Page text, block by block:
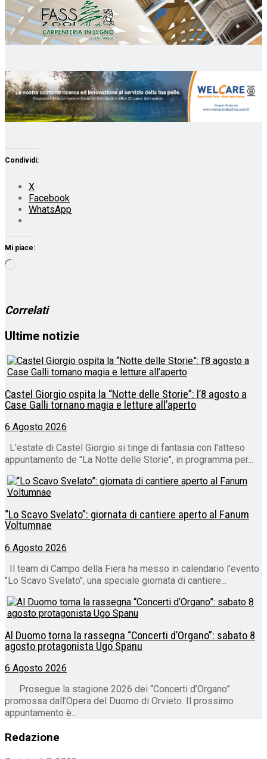
Condividi:
X
Facebook
WhatsApp
Mi piace:
Correlati
Ultime notizie
Castel Giorgio ospita la “Notte delle Storie”: l’8 agosto a
Case Galli tornano magia e letture all’aperto
6 Agosto 2026
L'estate di Castel Giorgio si tinge di fantasia con l'atteso
appuntamento de "La Notte delle Storie", in programma per...
“Lo Scavo Svelato”: giornata di cantiere aperto al Fanum
Voltumnae
6 Agosto 2026
Il team di Campo della Fiera ha messo in calendario l'evento
"Lo Scavo Svelato", una speciale giornata di cantiere...
Al Duomo torna la rassegna “Concerti d’Organo”: sabato 8
agosto protagonista Ugo Spanu
6 Agosto 2026
Prosegue la stagione 2026 dei “Concerti d’Organo”
promossa dall’Opera del Duomo di Orvieto. Il prossimo
appuntamento è...
Redazione